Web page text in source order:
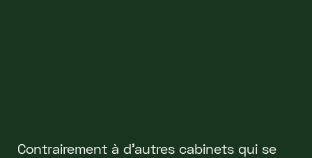
Contrairement à d'autres cabinets qui se